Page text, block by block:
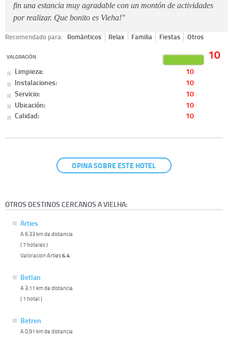
fin una estancia muy agradable con un montón de actividades
por realizar. Que bonito es Vieha!"
Recomendado para: Románticos Relax Familia Fiestas Otros
VALORACIÓN 10
Limpieza:
10
Instalaciones:
10
Servicio:
10
Ubicación:
10
Calidad:
10
OPINA SOBRE ESTE HOTEL
OTROS DESTINOS CERCANOS A VIELHA:
Arties
A 6.33 km de distancia
( 7 hoteles )
Valoracion Arties6.4
Betlan
A 3.11 km de distancia
( 1 hotel )
Betren
A 0.91 km de distancia